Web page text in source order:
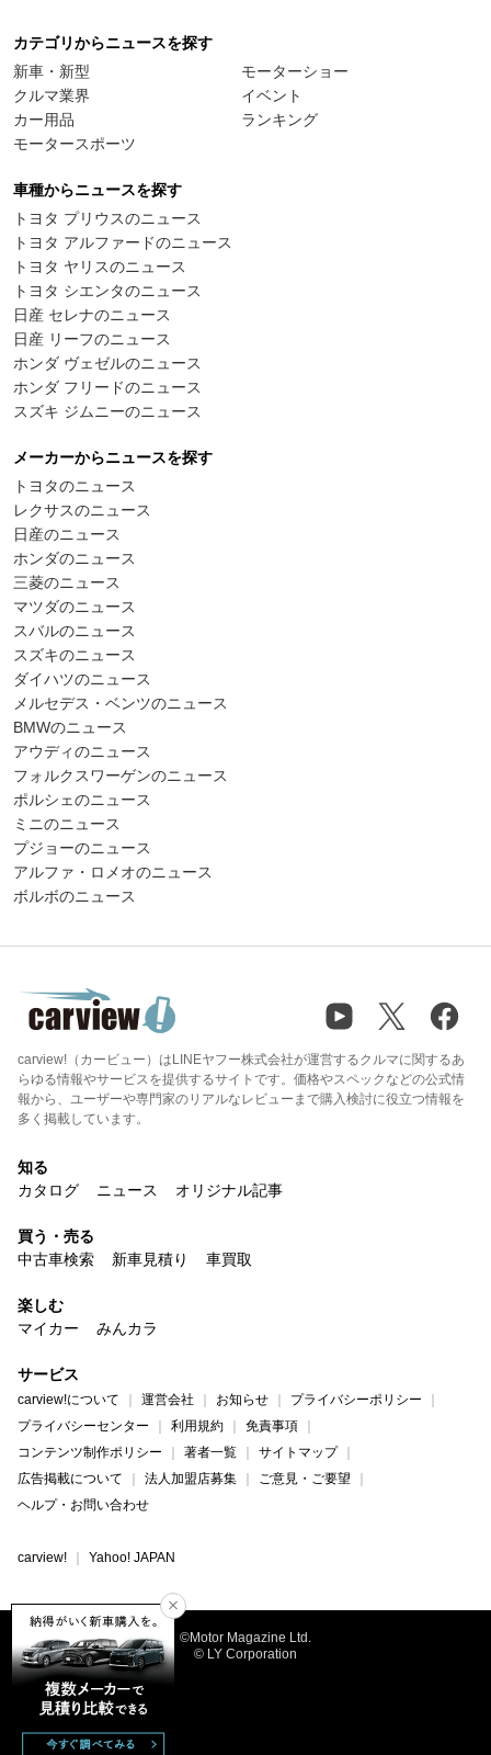
カテゴリからニュースを探す
新車・新型
クルマ業界
カー用品
モータースポーツ
モーターショー
イベント
ランキング
車種からニュースを探す
トヨタ プリウスのニュース
トヨタ アルファードのニュース
トヨタ ヤリスのニュース
トヨタ シエンタのニュース
日産 セレナのニュース
日産 リーフのニュース
ホンダ ヴェゼルのニュース
ホンダ フリードのニュース
スズキ ジムニーのニュース
メーカーからニュースを探す
トヨタのニュース
レクサスのニュース
日産のニュース
ホンダのニュース
三菱のニュース
マツダのニュース
スバルのニュース
スズキのニュース
ダイハツのニュース
メルセデス・ベンツのニュース
BMWのニュース
アウディのニュース
フォルクスワーゲンのニュース
ポルシェのニュース
ミニのニュース
プジョーのニュース
アルファ・ロメオのニュース
ボルボのニュース
carview!（カービュー）はLINEヤフー株式会社が運営するクルマに関するあ
らゆる情報やサービスを提供するサイトです。価格やスペックなどの公式情
報から、ユーザーや専門家のリアルなレビューまで購入検討に役立つ情報を
多く掲載しています。
知る
カタログ
ニュース オリジナル記事
買う・売る
中古車検索
新車見積り 車買取
楽しむ
マイカー
みんカラ
サービス
carview!について 運営会社 お知らせ
プライバシーポリシー
プライバシーセンター
利用規約
免責事項
コンテンツ制作ポリシー
著者一覧
サイトマップ
広告掲載について
法人加盟店募集
ご意見・ご要望
ヘルプ・お問い合わせ
carview! Yahoo! JAPAN
©Motor Magazine Ltd.
© LY Corporation